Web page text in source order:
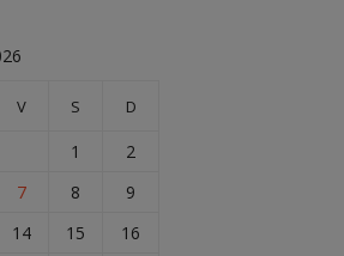
V S D
1
2
7 8
9
14 15
16